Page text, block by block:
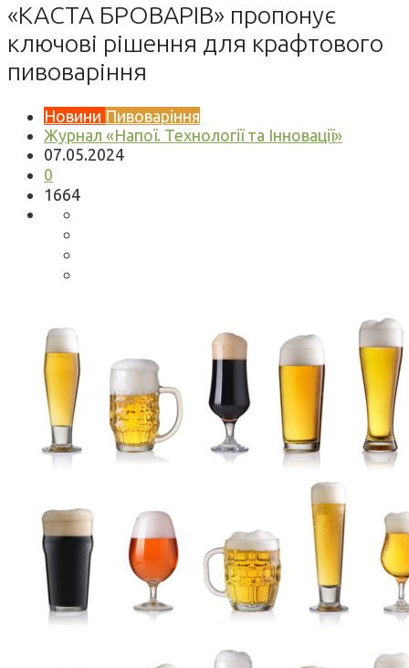
«КАСТА БРОВАРІВ» пропонує
ключові рішення для крафтового
пивоваріння
Новини Пивоваріння
Журнал «Напої. Технології та Інновації»
07.05.2024
0
1664